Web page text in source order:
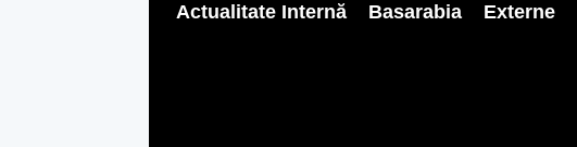
Actualitate Internă Basarabia Externe